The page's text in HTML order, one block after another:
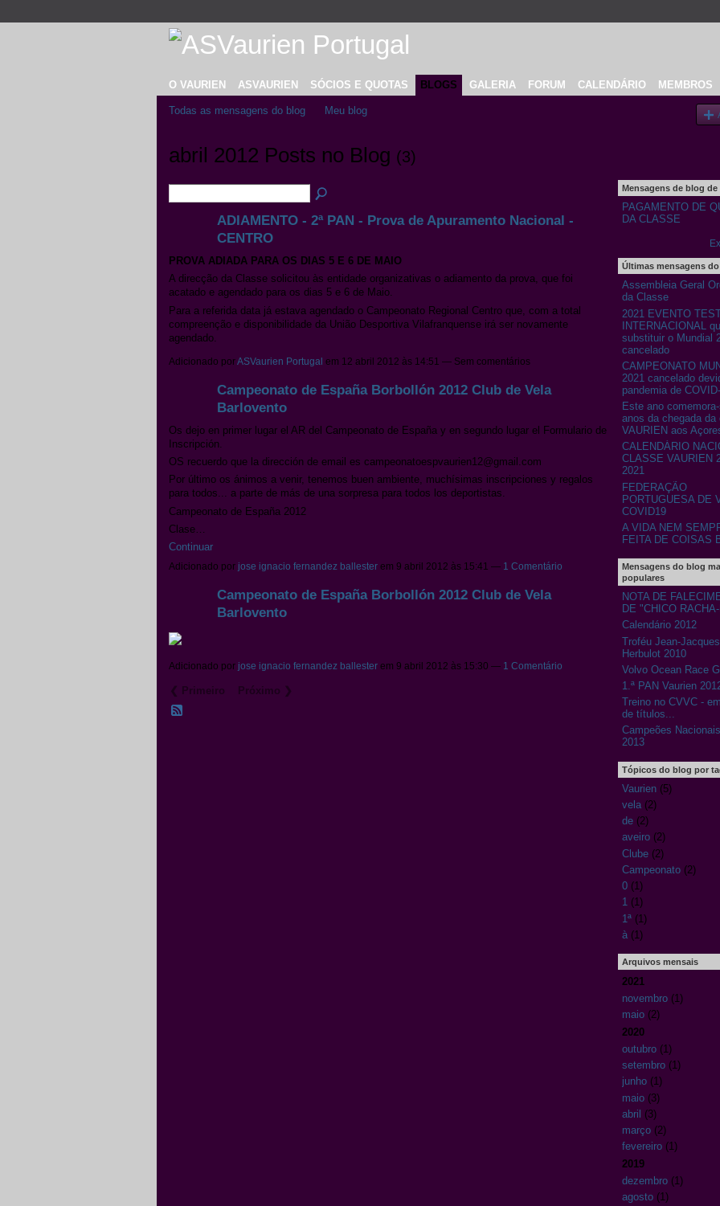
O VAURIEN ASVAURIEN SÓCIOS E QUOTAS BLOGS GALERIA FORUM CALENDÁRIO MEMBROS
Todas as mensagens do blog Meu blog
abril 2012 Posts no Blog (3)
ADIAMENTO - 2ª PAN - Prova de Apuramento Nacional -
CENTRO
PROVA ADIADA PARA OS DIAS 5 E 6 DE MAIO
A direcção da Classe solicitou às entidade organizativas o adiamento da prova, que foi
acatado e agendado para os dias 5 e 6 de Maio.
Para a referida data já estava agendado o Campeonato Regional Centro que, com a total
compreenção e disponibilidade da União Desportiva Vilafranquense irá ser novamente
agendado.
Adicionado porASVaurien Portugal em 12 abril 2012 às 14:51 — Sem comentários
Campeonato de España Borbollón 2012 Club de Vela
Barlovento
Os dejo en primer lugar el AR del Campeonato de España y en segundo lugar el Formulario de
Inscripción.
OS recuerdo que la dirección de email es campeonatoespvaurien12@gmail.com
Por último os ánimos a venir, tenemos buen ambiente, muchísimas inscripciones y regalos
para todos... a parte de más de una sorpresa para todos los deportistas.
Campeonato de España 2012
Clase…
Continuar
Adicionado por jose ignacio fernandez ballesterem 9 abril 2012 às 15:41 — 1 Comentário
Campeonato de España Borbollón 2012 Club de Vela
Barlovento
Adicionado por jose ignacio fernandez ballesterem 9 abril 2012 às 15:30 — 1 Comentário
❮ Primeiro Próximo ❯
Mensagens de blog de
PAGAMENTO DE
DA CLASSE
Últimas mensagens
Assembleia Geral
da Classe
2021 EVENTO
INTERNACIONAL
substituir o Mundial
cancelado
CAMPEONATO
2021 cancelado
pandemia de
Este ano
anos da chegada da
VAURIEN aos
CALENDÁRIO
CLASSE VAURIEN
2021
FEDERAÇÃO
PORTUGUESA DE
COVID19
A VIDA NEM
FEITA DE COISAS
Mensagens do blog
populares
NOTA DE
DE "CHICO
Calendário 2012
Troféu Jean-Jacques
Herbulot 2010
Volvo Ocean Race
1.ª PAN Vaurien
Treino no CVVC -
de títulos...
Campeões
2013
Tópicos do blog por
Vaurien(5)
vela(2)
de(2)
aveiro(2)
Clube(2)
Campeonato(2)
0(1)
1(1)
1ª(1)
à(1)
Arquivos mensais
2021
novembro(1)
maio(2)
2020
outubro(1)
setembro(1)
junho(1)
maio(3)
abril (3)
março(2)
fevereiro(1)
2019
dezembro(1)
agosto(1)